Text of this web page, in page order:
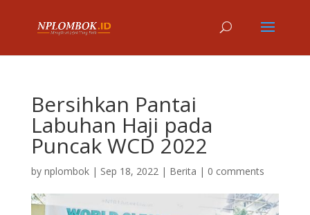
Bersihkan Pantai
Labuhan Haji pada
Puncak WCD 2022
by nplombok| Sep 18, 2022| Berita | 0 comments